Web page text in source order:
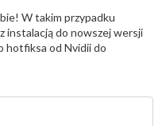
W takim przypadku
instalacją do nowszej wersji
hotfiksa od Nvidii do